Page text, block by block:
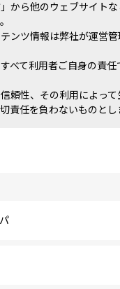
」から他のウェブサイト
ンツ情報は弊社が運営
べて利用者ご自身の責
頼性、その利用によっ
責任を負わないものとし